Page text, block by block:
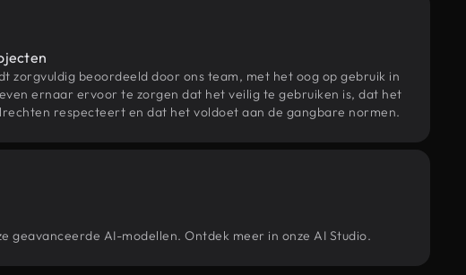
zorgvuldig beoordeeld door ons team, met het oog op gebruik in
ernaar ervoor te zorgen dat het veilig te gebruiken is, dat het
respecteert en dat het voldoet aan de gangbare normen.
AI-modellen. Ontdek meer in onze AI Studio.